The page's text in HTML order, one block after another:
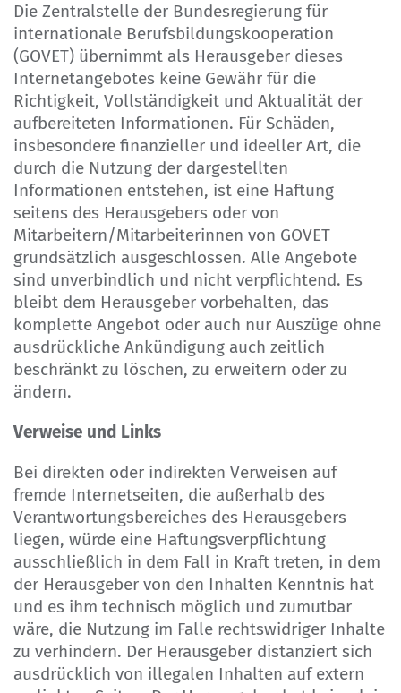
Die Zentralstelle der Bundesregierung für
internationale Berufsbildungskooperation
(GOVET) übernimmt als Herausgeber dieses
Internetangebotes keine Gewähr für die
Richtigkeit, Vollständigkeit und Aktualität der
aufbereiteten Informationen. Für Schäden,
insbesondere finanzieller und ideeller Art, die
durch die Nutzung der dargestellten
Informationen entstehen, ist eine Haftung
seitens des Herausgebers oder von
Mitarbeitern/Mitarbeiterinnen von GOVET
grundsätzlich ausgeschlossen. Alle Angebote
sind unverbindlich und nicht verpflichtend. Es
bleibt dem Herausgeber vorbehalten, das
komplette Angebot oder auch nur Auszüge ohne
ausdrückliche Ankündigung auch zeitlich
beschränkt zu löschen, zu erweitern oder zu
ändern.
Verweise und Links
Bei direkten oder indirekten Verweisen auf
fremde Internetseiten, die außerhalb des
Verantwortungsbereiches des Herausgebers
liegen, würde eine Haftungsverpflichtung
ausschließlich in dem Fall in Kraft treten, in dem
der Herausgeber von den Inhalten Kenntnis hat
und es ihm technisch möglich und zumutbar
wäre, die Nutzung im Falle rechtswidriger Inhalte
zu verhindern. Der Herausgeber distanziert sich
ausdrücklich von illegalen Inhalten auf extern